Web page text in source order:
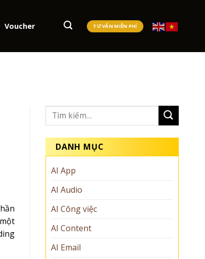
Voucher TƯ VẤN MIỄN PHÍ
DANH MỤC
AI App
AI Audio
AI Công việc
AI Content
AI Email